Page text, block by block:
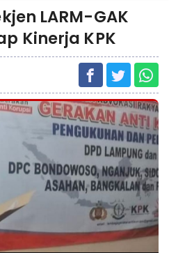
LARM-GAK
Kinerja KPK